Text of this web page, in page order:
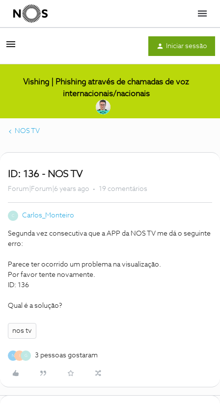
Menu
Iniciar sessão
Vishing | Phishing através de chamadas de voz
internacionais/nacionais
NOS TV
ID: 136 - NOS TV
Forum|Forum|6 years ago 19 comentários
C Carlos_Monteiro
Segunda vez consecutiva que a APP da NOS TV me dá o seguinte
erro:
Parece ter ocorrido um problema na visualização.
Por favor tente novamente.
ID: 136
Qual é a solução?
nos tv
N G 3 pessoas gostaram